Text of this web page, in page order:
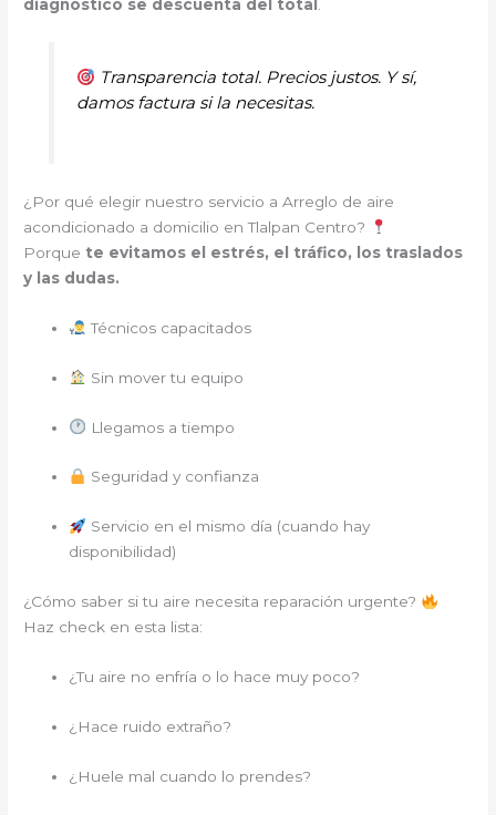
diagnóstico se descuenta del total
Transparencia total. Precios justos. Y sí,
damos factura si la necesitas.
¿Por qué elegir nuestro servicio a Arreglo de aire
acondicionado a domicilio en Tlalpan Centro?
Porque te evitamos el estrés, el tráfico, los traslados
y las dudas.
Técnicos capacitados
Sin mover tu equipo
Llegamos a tiempo
Seguridad y confianza
Servicio en el mismo día (cuando hay
disponibilidad)
¿Cómo saber si tu aire necesita reparación urgente?
Haz check en esta lista:
¿Tu aire no enfría o lo hace muy poco?
¿Hace ruido extraño?
¿Huele mal cuando lo prendes?